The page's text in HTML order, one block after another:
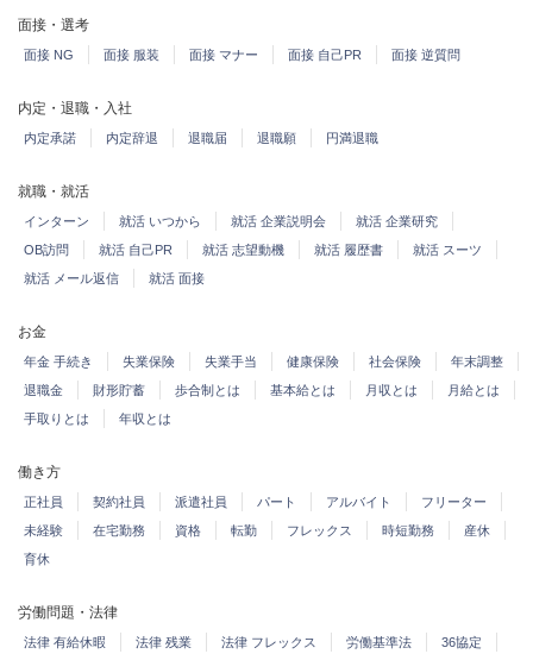
面接・選考
面接 NG 面接 服装 面接 マナー 面接 自己PR 面接 逆質問
内定・退職・入社
内定承諾 内定辞退 退職届 退職願 円満退職
就職・就活
インターン 就活 いつから 就活 企業説明会
就活 企業研究
OB訪問
就活 自己PR 就活 志望動機 就活 履歴書
就活 スーツ
就活 メール返信
就活 面接
お金
年金 手続き 失業保険 失業手当 健康保険 社会保険
年末調整
退職金
財形貯蓄 歩合制とは 基本給とは 月収とは
月給とは
手取りとは
年収とは
働き方
正社員 契約社員 派遣社員 パート アルバイト
フリーター
未経験
在宅勤務 資格 転勤 フレックス 時短勤務
産休
育休
労働問題・法律
法律 有給休暇 法律 残業 法律 フレックス 労働基準法
36協定